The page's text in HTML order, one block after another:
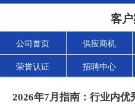
客户
公司首页 供应商机
荣誉认证 招聘中心
2026年7月指南：行业内